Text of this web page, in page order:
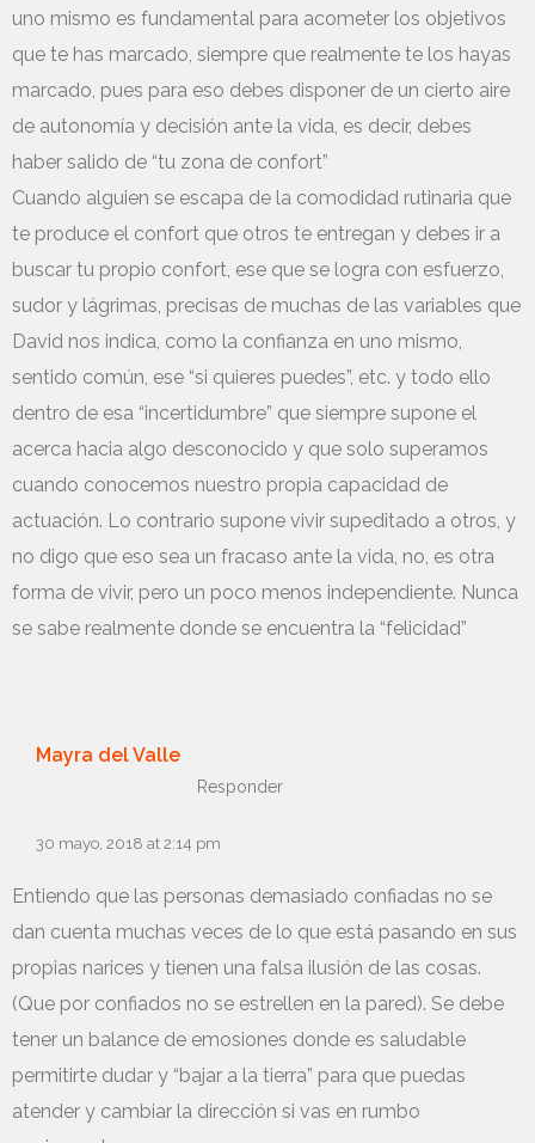
uno mismo es fundamental para acometer los objetivos
que te has marcado, siempre que realmente te los hayas
marcado, pues para eso debes disponer de un cierto aire
de autonomía y decisión ante la vida, es decir, debes
haber salido de “tu zona de confort”
Cuando alguien se escapa de la comodidad rutinaria que
te produce el confort que otros te entregan y debes ir a
buscar tu propio confort, ese que se logra con esfuerzo,
sudor y lágrimas, precisas de muchas de las variables que
David nos indica, como la confianza en uno mismo,
sentido común, ese “si quieres puedes”, etc. y todo ello
dentro de esa “incertidumbre” que siempre supone el
acerca hacia algo desconocido y que solo superamos
cuando conocemos nuestro propia capacidad de
actuación. Lo contrario supone vivir supeditado a otros, y
no digo que eso sea un fracaso ante la vida, no, es otra
forma de vivir, pero un poco menos independiente. Nunca
se sabe realmente donde se encuentra la “felicidad”
Mayra del Valle
Responder
30 mayo, 2018 at 2:14 pm
Entiendo que las personas demasiado confiadas no se
dan cuenta muchas veces de lo que está pasando en sus
propias narices y tienen una falsa ilusión de las cosas.
(Que por confiados no se estrellen en la pared). Se debe
tener un balance de emosiones donde es saludable
permitirte dudar y “bajar a la tierra” para que puedas
atender y cambiar la dirección si vas en rumbo